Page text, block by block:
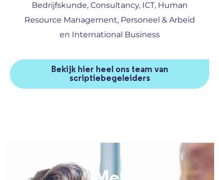
Bedrijfskunde, Consultancy, ICT, Human
Resource Management, Personeel & Arbeid
en International Business
Bekijk hier heel ons team van
scriptiebegeleiders